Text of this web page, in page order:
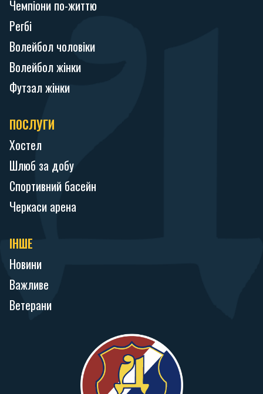
Чемпіони по-життю
Регбі
Волейбол чоловіки
Волейбол жінки
Футзал жінки
ПОСЛУГИ
Хостел
Шлюб за добу
Спортивний басейн
Черкаси арена
ІНШЕ
Новини
Важливе
Ветерани